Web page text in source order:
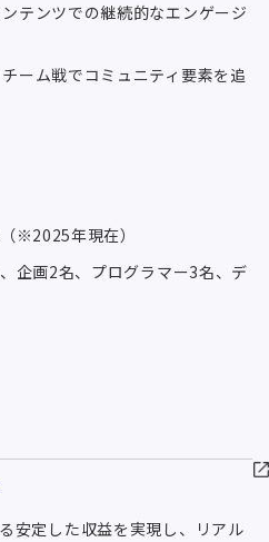
テンツでの継続的なエンゲージ
ーム戦でコミュニティ要素を追
※2025年現在）
企画2名、プログラマー3名、デ
安定した収益を実現し、リアル